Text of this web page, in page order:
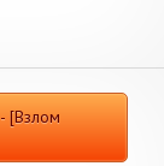
[Взлом